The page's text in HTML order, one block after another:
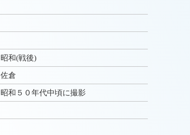
昭和(戦後)
佐倉
昭和５０年代中頃に撮影